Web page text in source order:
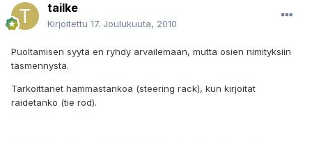
tailke
Kirjoitettu 17. Joulukuuta, 2010
Puoltamisen syytä en ryhdy arvailemaan, mutta osien nimityksiin
täsmennystä.
Tarkoittanet hammastankoa (steering rack), kun kirjoitat
raidetanko (tie rod).